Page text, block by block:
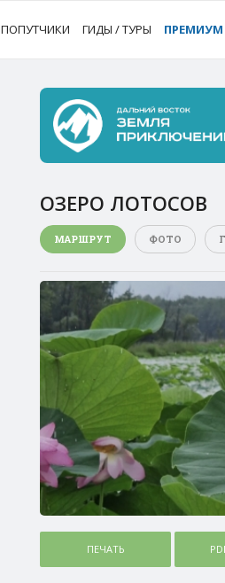
ПОПУТЧИКИ ГИДЫ / ТУРЫ ПРЕМИУМ
ОЗЕРО ЛОТОСОВ
МАРШРУТ ФОТО
ПЕЧАТЬ